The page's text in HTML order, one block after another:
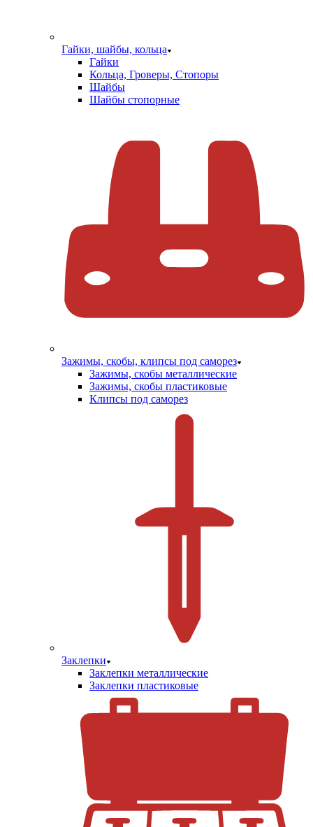
Гайки, шайбы, кольца
Гайки
Кольца, Гроверы, Стопоры
Шайбы
Шайбы стопорные
Зажимы, скобы, клипсы под саморез
Зажимы, скобы металлические
Зажимы, скобы пластиковые
Клипсы под саморез
Заклепки
Заклепки металлические
Заклепки пластиковые